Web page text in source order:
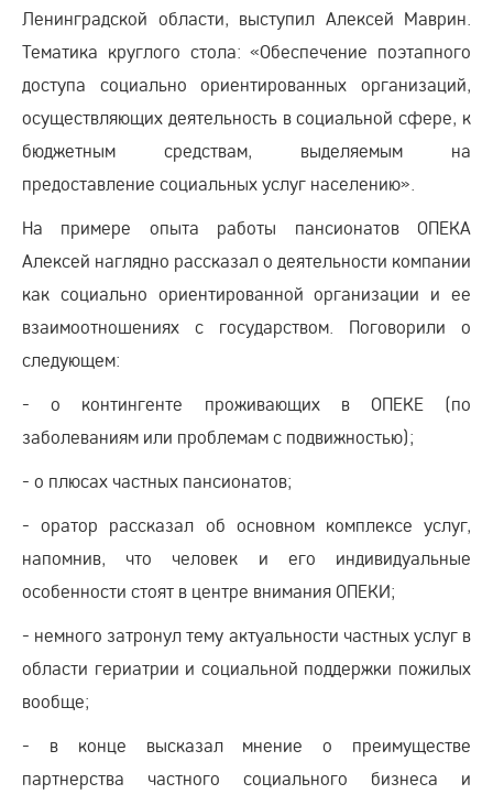
Ленинградской области, выступил Алексей Маврин.
Тематика круглого стола: «Обеспечение поэтапного
доступа социально ориентированных организаций,
осуществляющих деятельность в социальной сфере, к
бюджетным средствам, выделяемым на
предоставление социальных услуг населению».
На примере опыта работы пансионатов ОПЕКА
Алексей наглядно рассказал о деятельности компании
как социально ориентированной организации и ее
взаимоотношениях с государством. Поговорили о
следующем:
- о контингенте проживающих в ОПЕКЕ (по
заболеваниям или проблемам с подвижностью);
- о плюсах частных пансионатов;
- оратор рассказал об основном комплексе услуг,
напомнив, что человек и его индивидуальные
особенности стоят в центре внимания ОПЕКИ;
- немного затронул тему актуальности частных услуг в
области гериатрии и социальной поддержки пожилых
вообще;
- в конце высказал мнение о преимуществе
партнерства частного социального бизнеса и